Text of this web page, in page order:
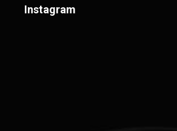
Instagram